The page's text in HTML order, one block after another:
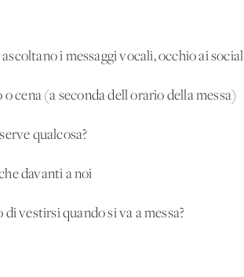
i messaggi vocali, occhio ai social
cena (a seconda dell'orario della messa)
qualcosa?
davanti a noi
vestirsi quando si va a messa?